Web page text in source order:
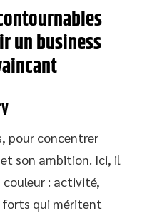
un business
pour concentrer
son ambition. Ici, il
couleur : activité,
forts qui méritent